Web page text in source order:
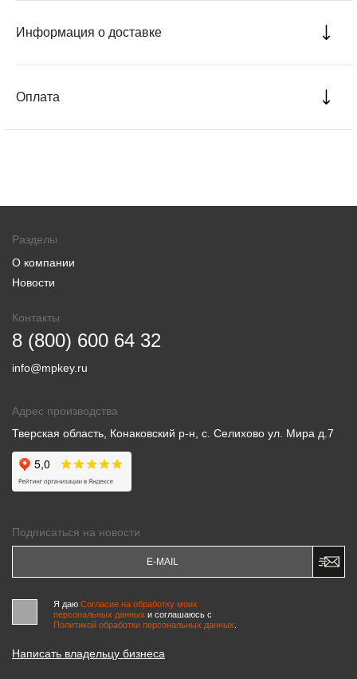
Информация о доставке
Оплата
Разделы
О компании
Новости
Контакты
8 (800) 600 64 32
info@mpkey.ru
Адрес производства
Тверская область, Конаковский р-н, с. Селихово ул. Мира д.7
Подписаться на новости
Я даю Согласие на обработку моих
персональных данных и соглашаюсь c
Политикой обработки персональных данных
Написать владельцу бизнеса